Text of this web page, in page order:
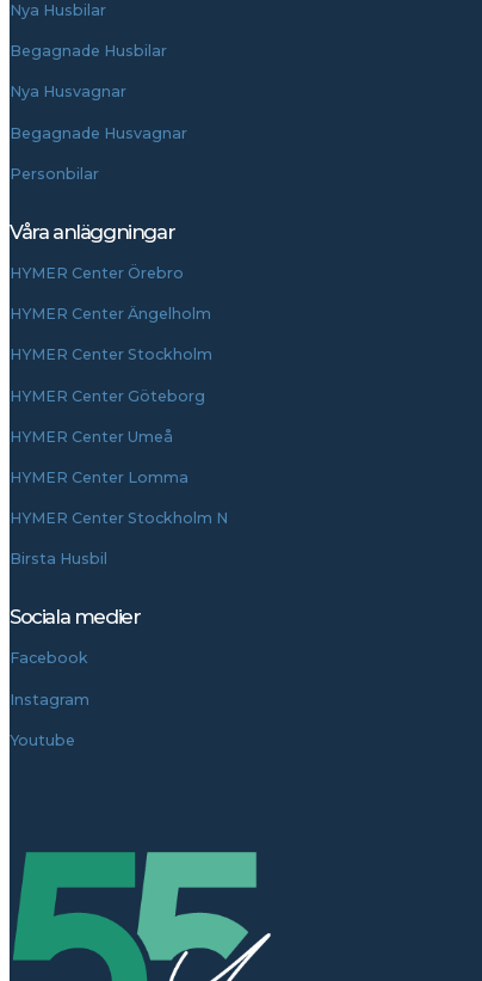
Nya Husbilar
Begagnade Husbilar
Nya Husvagnar
Begagnade Husvagnar
Personbilar
Våra anläggningar
HYMER Center Örebro
HYMER Center Ängelholm
HYMER Center Stockholm
HYMER Center Göteborg
HYMER Center Umeå
HYMER Center Lomma
HYMER Center Stockholm N
Birsta Husbil
Sociala medier
Facebook
Instagram
Youtube